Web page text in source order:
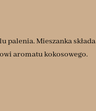
palenia. Mieszanka składa
aromatu kokosowego.